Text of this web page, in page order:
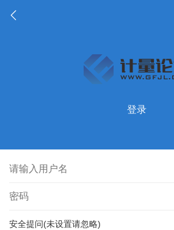
登录
安全提问(未设置请忽略)